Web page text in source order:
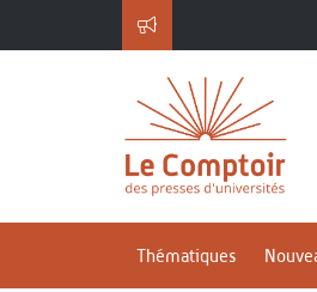
Thématiques